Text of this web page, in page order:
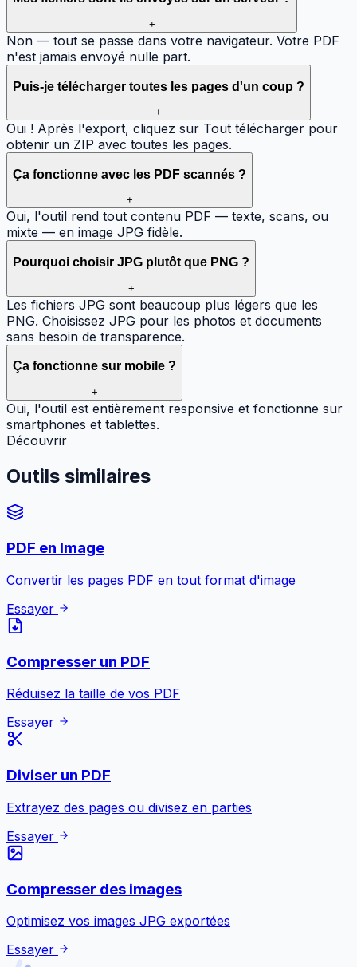
+
Non — tout se passe dans votre navigateur. Votre PDF
n'est jamais envoyé nulle part.
Puis-je télécharger toutes les pages d'un coup ?
+
Oui ! Après l'export, cliquez sur Tout télécharger pour
obtenir un ZIP avec toutes les pages.
Ça fonctionne avec les PDF scannés ?
+
Oui, l'outil rend tout contenu PDF — texte, scans, ou
mixte — en image JPG fidèle.
Pourquoi choisir JPG plutôt que PNG ?
+
Les fichiers JPG sont beaucoup plus légers que les
PNG. Choisissez JPG pour les photos et documents
sans besoin de transparence.
Ça fonctionne sur mobile ?
+
Oui, l'outil est entièrement responsive et fonctionne sur
smartphones et tablettes.
Découvrir
Outils similaires
PDF en Image
Convertir les pages PDF en tout format d'image
Essayer
Compresser un PDF
Réduisez la taille de vos PDF
Essayer
Diviser un PDF
Extrayez des pages ou divisez en parties
Essayer
Compresser des images
Optimisez vos images JPG exportées
Essayer